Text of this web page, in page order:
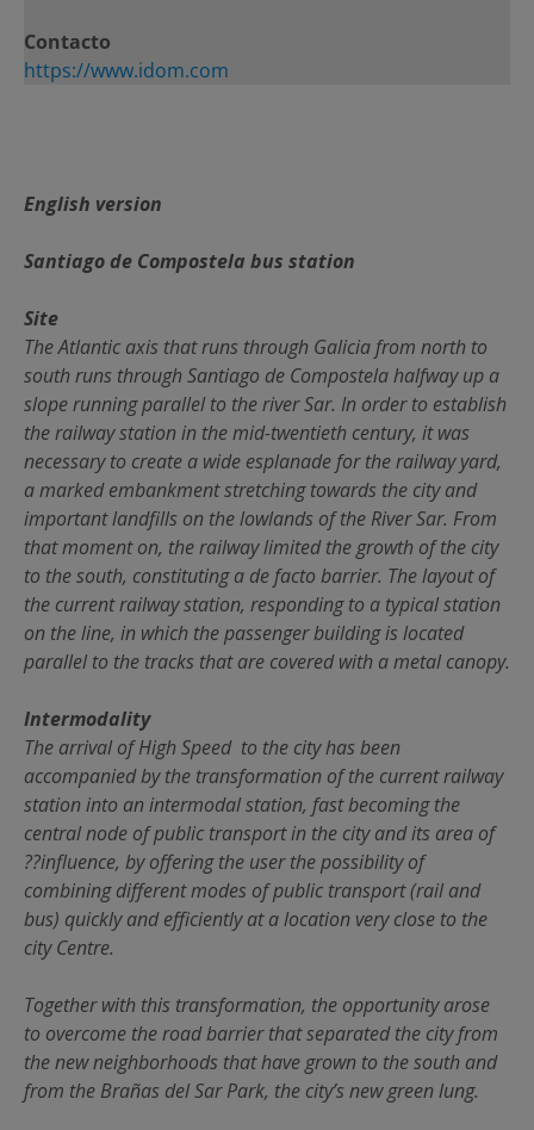
Contacto
https://www.idom.com
English version
Santiago de Compostela bus station
Site
The Atlantic axis that runs through Galicia from north to
south runs through Santiago de Compostela halfway up a
slope running parallel to the river Sar. In order to establish
the railway station in the mid-twentieth century, it was
necessary to create a wide esplanade for the railway yard,
a marked embankment stretching towards the city and
important landfills on the lowlands of the River Sar. From
that moment on, the railway limited the growth of the city
to the south, constituting a de facto barrier. The layout of
the current railway station, responding to a typical station
on the line, in which the passenger building is located
parallel to the tracks that are covered with a metal canopy.
Intermodality
The arrival of High Speed to the city has been
accompanied by the transformation of the current railway
station into an intermodal station, fast becoming the
central node of public transport in the city and its area of
??influence, by offering the user the possibility of
combining different modes of public transport (rail and
bus) quickly and efficiently at a location very close to the
city Centre.
Together with this transformation, the opportunity arose
to overcome the road barrier that separated the city from
the new neighborhoods that have grown to the south and
from the Brañas del Sar Park, the city’s new green lung.